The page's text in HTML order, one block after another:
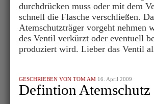
durchdrücken muss oder mit dem
schnell die Flasche verschließen.
Atemschutzträger vorgeht nehmen
des Ventil verkürzt oder eventuell
produziert wird. Lieber das Ventil
GESCHRIEBEN VON TOM AM 16. April 2009
Defintion Atemschutz